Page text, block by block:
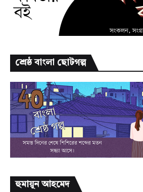
শ্রেষ্ঠ বাংলা ছোটগল্প
হুমায়ূন আহমেদ